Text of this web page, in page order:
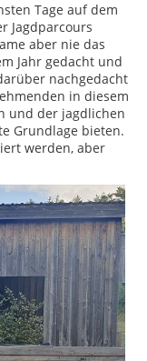
Tage auf dem
Jagdparcours
aber nie das
Jahr gedacht und
nachgedacht
in diesem
und der jagdlichen
Grundlage bieten.
werden, aber